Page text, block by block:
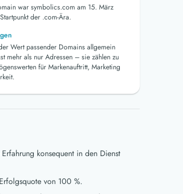
war symbolics.com am 15. März
der .com-Ära.
Wert passender Domains allgemein
mehr als nur Adressen – sie zählen zu
für Markenauftritt, Marketing
konsequent in den Dienst
von 100 %.